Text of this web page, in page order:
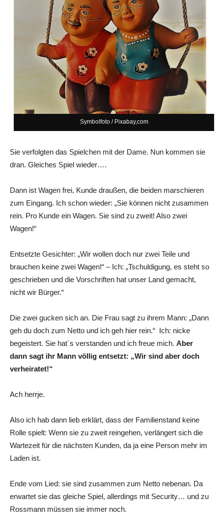
Symbolfoto / Pixabay,com
Sie verfolgten das Spielchen mit der Dame. Nun kommen sie
dran. Gleiches Spiel wieder….
Dann ist Wagen frei, Kunde draußen, die beiden marschieren
zum Eingang. Ich schon wieder: „Sie können nicht zusammen
rein. Pro Kunde ein Wagen. Sie sind zu zweit! Also zwei
Wagen!“
Entsetzte Gesichter: „Wir wollen doch nur zwei Teile und
brauchen keine zwei Wagen!“ – Ich: „Tschuldigung, es steht so
geschrieben und die Vorschriften hat unser Land gemacht,
nicht wir Bürger.“
Die zwei gucken sich an. Die Frau sagt zu ihrem Mann: „Dann
geh du doch zum Netto und ich geh hier rein.“ Ich: nicke
begeistert. Sie hat´s verstanden und ich freue mich. Aber
dann sagt ihr Mann völlig entsetzt: „Wir sind aber doch
verheiratet!“
Ach herrje.
Also ich hab dann lieb erklärt, dass der Familienstand keine
Rolle spielt: Wenn sie zu zweit reingehen, verlängert sich die
Wartezeit für die nächsten Kunden, da ja eine Person mehr im
Laden ist.
Ende vom Lied: sie sind zusammen zum Netto nebenan. Da
erwartet sie das gleiche Spiel, allerdings mit Security… und zu
Rossmann müssen sie immer noch.